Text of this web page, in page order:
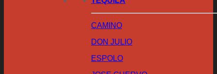
CAMINO
DON JULIO
ESPOLO